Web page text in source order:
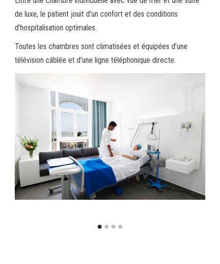
de luxe, le patient jouit d’un confort et des conditions
d’hospitalisation optimales.
Toutes les chambres sont climatisées et équipées d’une
télévision câblée et d’une ligne téléphonique directe.